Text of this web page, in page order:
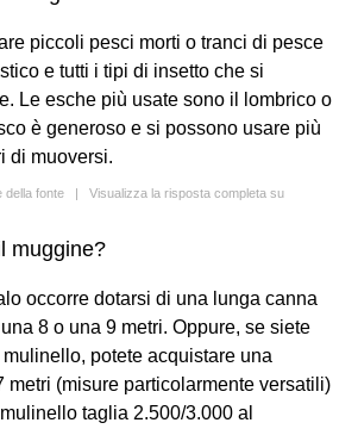
piccoli pesci morti o tranci di pesce
e tutti i tipi di insetto che si
Le esche più usate sono il lombrico o
è generoso e si possono usare più
di muoversi.
della fonte | Visualizza la risposta completa su
muggine?
occorre dotarsi di una lunga canna
8 o una 9 metri. Oppure, se siete
potete acquistare una
metri (misure particolarmente versatili)
taglia 2.500/3.000 al